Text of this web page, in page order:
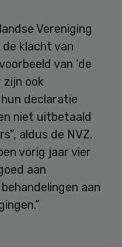
Vereniging
de klacht van
van ‘de
zijn ook
declaratie
niet uitbetaald
aldus de NVZ.
vorig jaar vier
aan
aan